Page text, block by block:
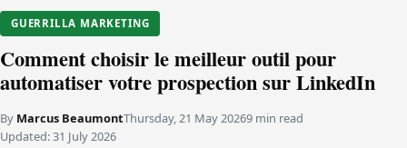
GUERRILLA MARKETING
Comment choisir le meilleur outil pour
automatiser votre prospection sur LinkedIn
By Marcus BeaumontThursday, 21 May 20269 min read
Updated:31 July 2026